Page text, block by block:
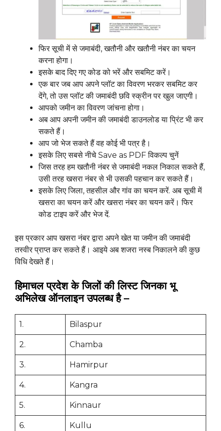
फिर सूची में से जमाबंदी, खतौनी और खतौनी नंबर का चयन
करना होगा।
इसके बाद दिए गए कोड को भरें और सबमिट करें।
एक बार जब आप अपने प्लॉट का विवरण भरकर सबमिट कर
देंगे, तो उस प्लॉट की जमाबंदी छवि स्क्रीन पर खुल जाएगी।
आपको जमीन का विवरण जांचना होगा।
अब आप अपनी जमीन की जमाबंदी डाउनलोड या प्रिंट भी कर
सकते हैं।
आप जो भेज सकते हैं वह कोई भी पत्र है।
इसके लिए सबसे नीचे Save as PDF विकल्प चुनें
जिस तरह हम खतौनी नंबर से जमाबंदी नकल निकाल सकते हैं,
उसी तरह खसरा नंबर से भी उसकी पहचान कर सकते हैं।
इसके लिए जिला, तहसील और गांव का चयन करें. अब सूची में
खसरा का चयन करें और खसरा नंबर का चयन करें। फिर
कोड टाइप करें और भेज दें.
इस प्रकार आप खसरा नंबर द्वारा अपने खेत या जमीन की जमाबंदी
तस्वीर प्राप्त कर सकते हैं। आइये अब शजरा नस्ब निकालने की कुछ
विधि देखते हैं।
हिमाचल प्रदेश के जिलों की लिस्ट जिनका भू
अभिलेख ऑनलाइन उपलब्ध है –
1. Bilaspur
2. Chamba
3. Hamirpur
4. Kangra
5. Kinnaur
6. Kullu